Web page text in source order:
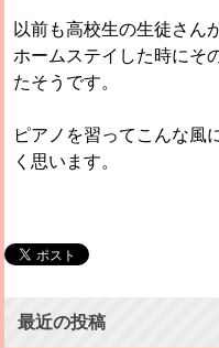
以前も高校生の生徒さん
ホームステイした時にそ
たそうです。
ピアノを習ってこんな風
く思います。
最近の投稿